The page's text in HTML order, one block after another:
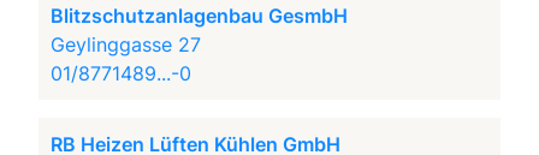
Blitzschutzanlagenbau GesmbH
Geylinggasse 27
01/8771489...-0
RB Heizen Lüften Kühlen GmbH